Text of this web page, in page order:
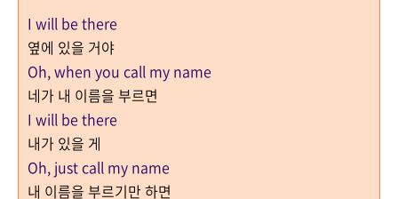
I will be there
옆에 있을 거야
Oh, when you call my name
네가 내 이름을 부르면
I will be there
내가 있을 게
Oh, just call my name
내 이름을 부르기만 하면